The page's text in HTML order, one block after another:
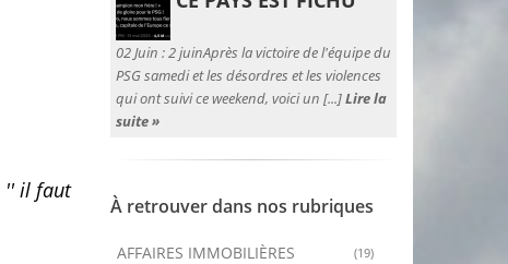
'' il faut
02 Juin :2 juinAprès la victoire de l'équipe du
PSG samedi et les désordres et les violences
qui ont suivi ce weekend, voici un [...]Lire la
suite »
À retrouver dans nos rubriques
(19)
AFFAIRES IMMOBILIÈRES